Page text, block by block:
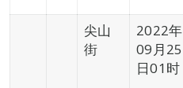
尖山
街
2022年
09月25
日01时